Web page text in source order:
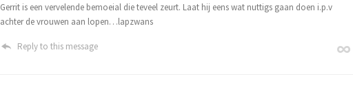
Gerrit is een vervelende bemoeial die teveel zeurt. Laat hij eens wat nuttigs gaan doen i.p.v
achter de vrouwen aan lopen…lapzwans
Reply to this message